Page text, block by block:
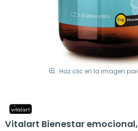
Haz clic en la imagen
Vitalart Bienestar